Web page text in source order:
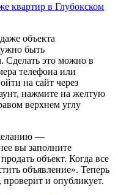
квартир в Глубокском
объекта
быть
Сделать это можно в
телефона или
на сайт через
нажмите на желтую
верхнем углу
—
вы заполните
объект. Когда все
объявление». Теперь
и опубликует.